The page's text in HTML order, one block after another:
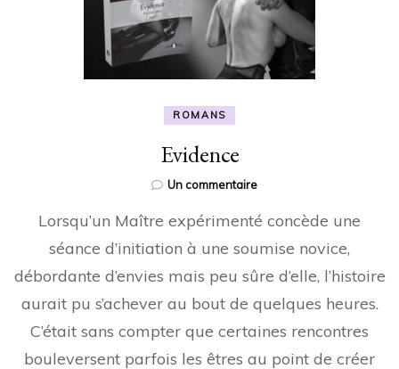
ROMANS
Evidence
Un commentairesur
Lorsqu’un Maître expérimenté concède une
séance d’initiation à une soumise novice,
débordante d’envies mais peu sûre d’elle, l’histoire
aurait pu s’achever au bout de quelques heures.
C’était sans compter que certaines rencontres
bouleversent parfois les êtres au point de créer